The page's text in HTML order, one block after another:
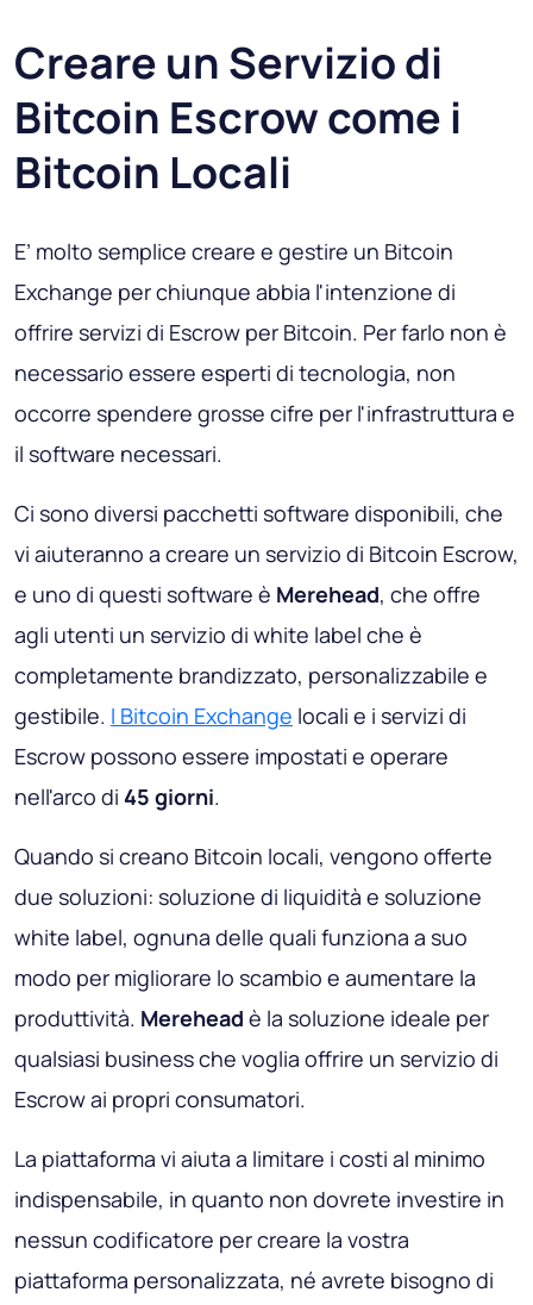
Creare un Servizio di
Bitcoin Escrow come i
Bitcoin Locali
E’ molto semplice creare e gestire un Bitcoin
Exchange per chiunque abbia l'intenzione di
offrire servizi di Escrow per Bitcoin. Per farlo non è
necessario essere esperti di tecnologia, non
occorre spendere grosse cifre per l'infrastruttura e
il software necessari.
Ci sono diversi pacchetti software disponibili, che
vi aiuteranno a creare un servizio di Bitcoin Escrow,
e uno di questi software è Merehead, che offre
agli utenti un servizio di white label che è
completamente brandizzato, personalizzabile e
gestibile. I Bitcoin Exchange locali e i servizi di
Escrow possono essere impostati e operare
nell'arco di 45 giorni.
Quando si creano Bitcoin locali, vengono offerte
due soluzioni: soluzione di liquidità e soluzione
white label, ognuna delle quali funziona a suo
modo per migliorare lo scambio e aumentare la
produttività. Merehead è la soluzione ideale per
qualsiasi business che voglia offrire un servizio di
Escrow ai propri consumatori.
La piattaforma vi aiuta a limitare i costi al minimo
indispensabile, in quanto non dovrete investire in
nessun codificatore per creare la vostra
piattaforma personalizzata, né avrete bisogno di